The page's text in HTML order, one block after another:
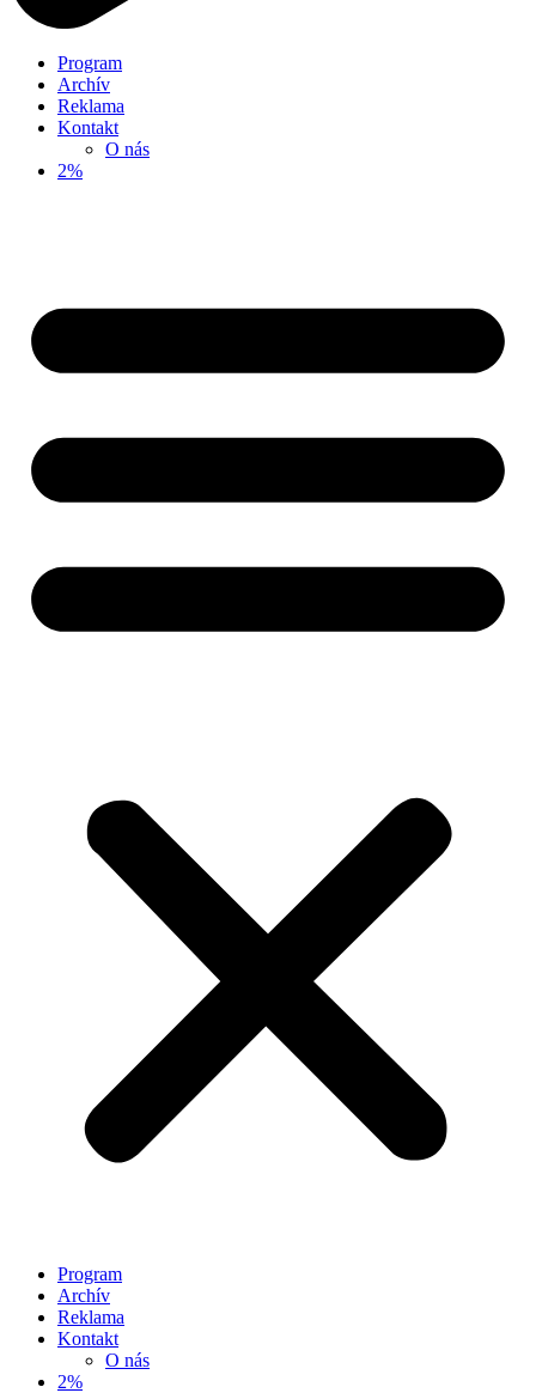
Program
Archív
Reklama
Kontakt
O nás
2%
Program
Archív
Reklama
Kontakt
O nás
2%